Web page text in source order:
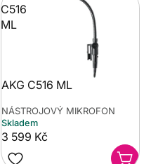
C516
ML
AKG C516 ML
NÁSTROJOVÝ MIKROFON
Skladem
3 599 Kč